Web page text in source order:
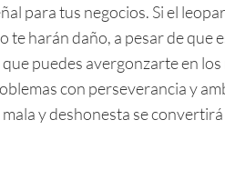
para tus negocios. Si el
te harán daño, a pesar de que
puedes avergonzarte en los
con perseverancia y
y deshonesta se